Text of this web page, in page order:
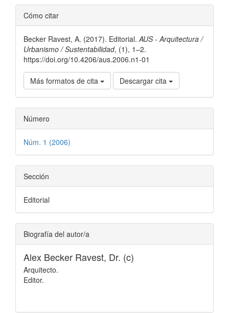
Detalles
del
artículo
Cómo citar
Becker Ravest, A. (2017). Editorial. AUS - Arquitectura /
Urbanismo / Sustentabilidad, (1), 1–2.
https://doi.org/10.4206/aus.2006.n1-01
Más formatos de cita Descargar cita
Número
Núm. 1 (2006)
Sección
Editorial
Biografía del autor/a
Alex Becker Ravest, Dr. (c)
Arquitecto.
Editor.